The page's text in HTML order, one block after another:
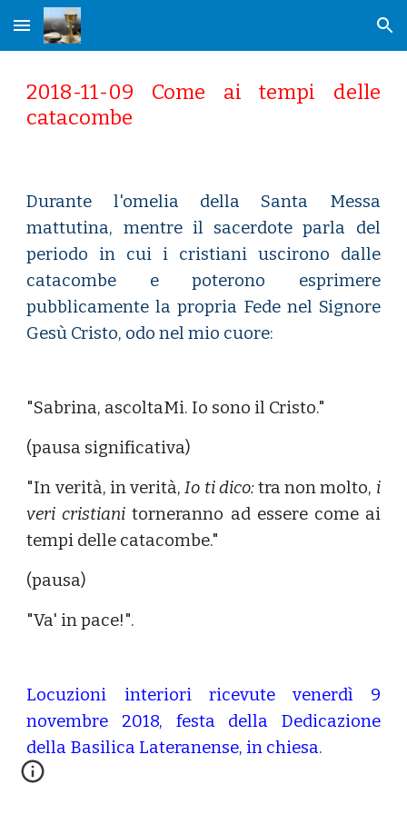
Skip to main content Skip to navigation
2018-11-09 Come ai tempi delle
catacombe
Durante l'omelia della Santa Messa
mattutina, mentre il sacerdote parla del
periodo in cui i cristiani uscirono dalle
catacombe e poterono esprimere
pubblicamente la propria Fede nel Signore
Gesù Cristo, odo nel mio cuore:
"Sabrina, ascoltaMi. Io sono il Cristo."
(pausa significativa)
"In verità, in verità,Io ti dico:tra non molto, i
veri cristiani torneranno ad essere come ai
tempi delle catacombe."
(pausa)
"Va' in pace!".
Locuzioni interiori ricevute venerdì 9
novembre 2018, festa della Dedicazione
della Basilica Lateranense, in chiesa.